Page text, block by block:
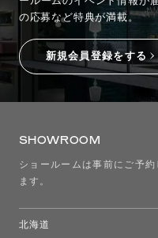
の応募など特典が満載。
新規会員登録をする
SHOWROOM
ショールームは事前にご予
ます。
北海道